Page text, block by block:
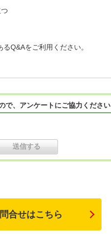
つ
Q&Aをご利用ください。
で、アンケートにご協力ください
合せはこちら